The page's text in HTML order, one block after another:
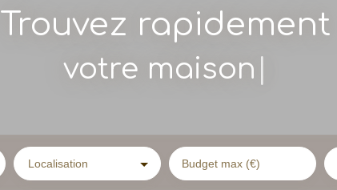
Trouvez rapidement
vot|
Localisation Budget max (€)